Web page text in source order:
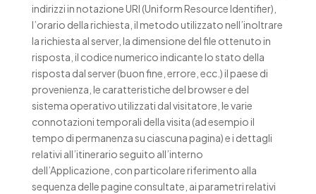
indirizzi in notazione URI (Uniform Resource Identifier),
l’orario della richiesta, il metodo utilizzato nell’inoltrare
la richiesta al server, la dimensione del file ottenuto in
risposta, il codice numerico indicante lo stato della
risposta dal server (buon fine, errore, ecc.) il paese di
provenienza, le caratteristiche del browser e del
sistema operativo utilizzati dal visitatore, le varie
connotazioni temporali della visita (ad esempio il
tempo di permanenza su ciascuna pagina) e i dettagli
relativi all’itinerario seguito all’interno
dell’Applicazione, con particolare riferimento alla
sequenza delle pagine consultate, ai parametri relativi